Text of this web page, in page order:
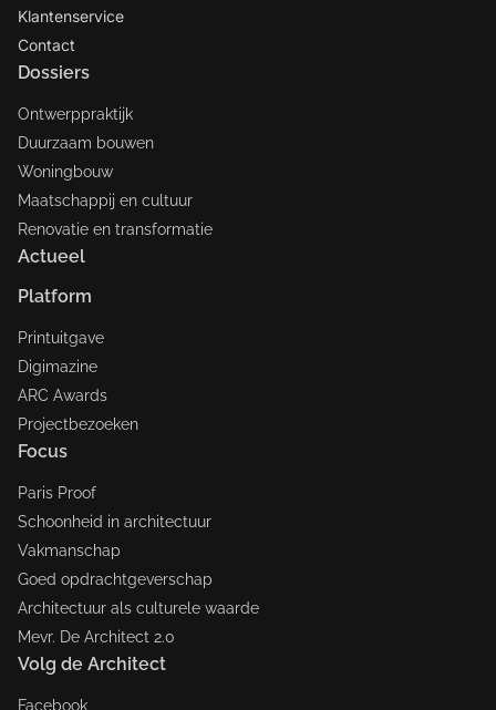
Klantenservice
Contact
Dossiers
Ontwerppraktijk
Duurzaam bouwen
Woningbouw
Maatschappij en cultuur
Renovatie en transformatie
Actueel
Platform
Printuitgave
Digimazine
ARC Awards
Projectbezoeken
Focus
Paris Proof
Schoonheid in architectuur
Vakmanschap
Goed opdrachtgeverschap
Architectuur als culturele waarde
Mevr. De Architect 2.0
Volg de Architect
Facebook